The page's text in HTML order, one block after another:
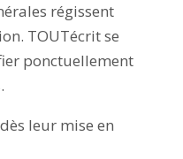
régissent
TOUTécrit se
ponctuellement
leur mise en